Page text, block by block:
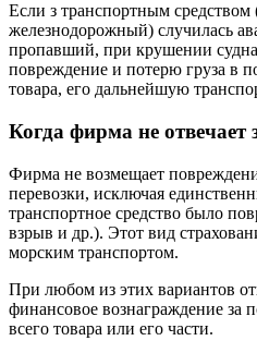
Если з транспортным
железнодорожный) случилась
пропавший, при крушении
повреждение и потерю груза в
товара, его дальнейшую
Когда фирма не отвечает
Фирма не возмещает
перевозки, исключая
транспортное средство было
взрыв и др.). Этот вид
морским транспортом.
При любом из этих вариантов
финансовое вознаграждение за
всего товара или его части.